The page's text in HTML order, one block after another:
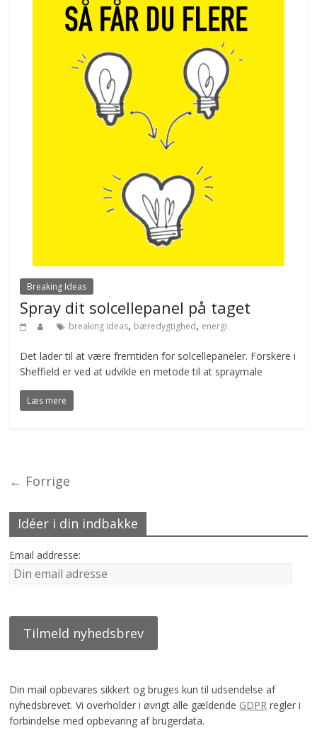
Breaking Ideas
Spray dit solcellepanel på taget
breaking ideas, bæredygtighed, energi
Det lader til at være fremtiden for solcellepaneler. Forskere i
Sheffield er ved at udvikle en metode til at spraymale
Læs mere
← Forrige
Idéer i din indbakke
Email addresse:
Din mail opbevares sikkert og bruges kun til udsendelse af
nyhedsbrevet. Vi overholder i øvrigt alle gældende GDPR regler i
forbindelse med opbevaring af brugerdata.